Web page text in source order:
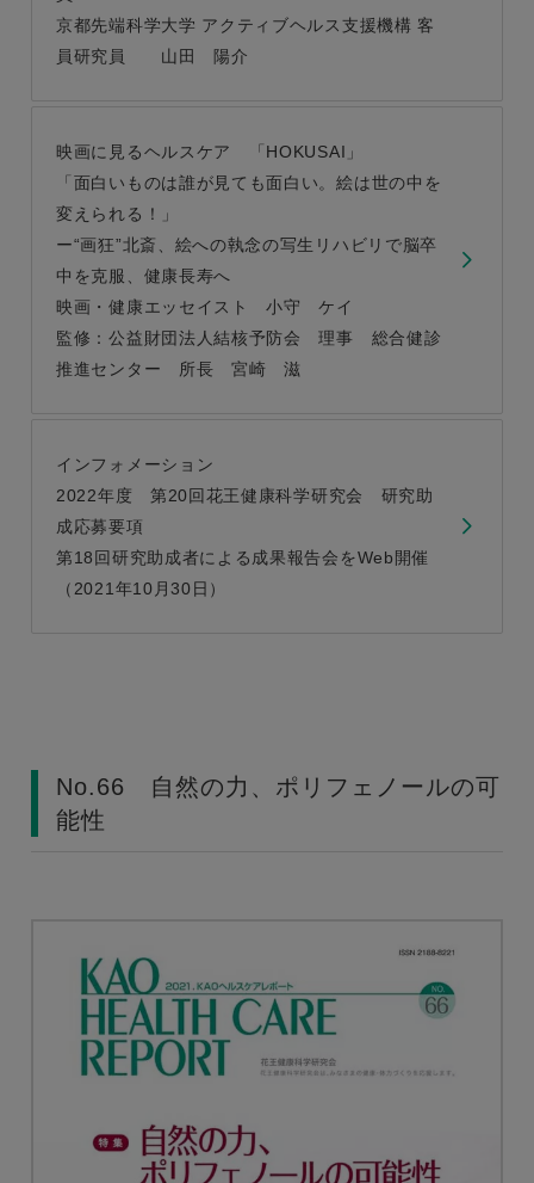
京都先端科学大学 アクティブヘルス支援機構 客
員研究員 山田 陽介
映画に見るヘルスケア 「HOKUSAI」
「面白いものは誰が見ても面白い。絵は世の中を
変えられる！」
ー“画狂”北斎、絵への執念の写生リハビリで脳卒
中を克服、健康長寿へ
映画・健康エッセイスト 小守 ケイ
監修：公益財団法人結核予防会 理事 総合健診
推進センター 所長 宮崎 滋
インフォメーション
2022年度 第20回花王健康科学研究会 研究助
成応募要項
第18回研究助成者による成果報告会をWeb開催
（2021年10月30日）
No.66 自然の力、ポリフェノールの可
能性